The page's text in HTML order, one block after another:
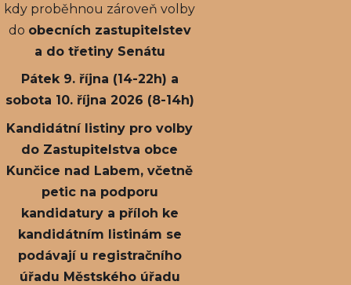
kdy proběhnou zároveň volby
do obecních zastupitelstev
a do třetiny Senátu
Pátek 9. října (14-22h) a
sobota 10. října 2026 (8-14h)
Kandidátní listiny pro volby
do Zastupitelstva obce
Kunčice nad Labem, včetně
petic na podporu
kandidatury a příloh ke
kandidátním listinám se
podávají u registračního
úřadu Městského úřadu